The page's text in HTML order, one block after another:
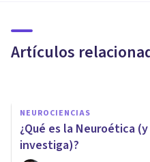
Artículos
humana
NEUROCIENCIAS
¿Qué es la Neuroética
investiga)?